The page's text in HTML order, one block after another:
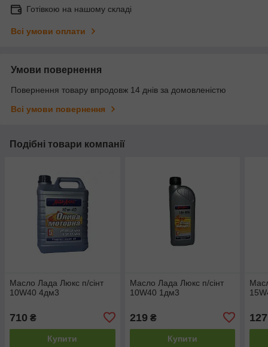
Готівкою на нашому складі
Всі умови оплати
Умови повернення
Повернення товару впродовж 14 днів за домовленістю
Всі умови повернення
Подібні товари компанії
Масло Лада Люкс п/сінт
10W40 4дм3
710 ₴
Купити
Масло Лада Люкс п/сінт
10W40 1дм3
219₴
Купити
127